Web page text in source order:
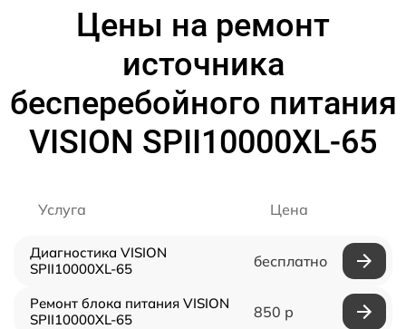
Цены на ремонт
источника
бесперебойного питания
VISION SPII10000XL-65
Услуга Цена
Диагностика VISION
SPII10000XL-65
бесплатно
Ремонт блока питания VISION
SPII10000XL-65
850 р